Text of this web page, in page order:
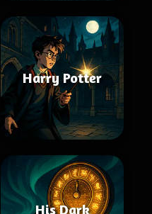
Harry Potter
His Dark